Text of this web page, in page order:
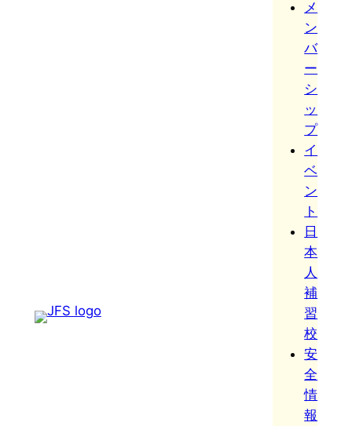
メ
ン
バ
ー
シ
ッ
プ
イ
ベ
ン
ト
日
本
人
補
習
校
安
全
情
報